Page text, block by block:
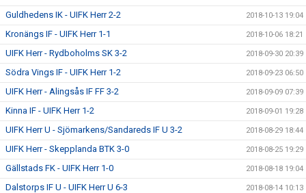
Guldhedens IK - UIFK Herr 2-2 2018-10-13 19:04
Kronängs IF - UIFK Herr 1-1 2018-10-06 18:21
UIFK Herr - Rydboholms SK 3-2 2018-09-30 20:39
Södra Vings IF - UIFK Herr 1-2 2018-09-23 06:50
UIFK Herr - Alingsås IF FF 3-2 2018-09-09 07:39
Kinna IF - UIFK Herr 1-2 2018-09-01 19:28
UIFK Herr U - Sjömarkens/Sandareds IF U 3-2 2018-08-29 18:44
UIFK Herr - Skepplanda BTK 3-0 2018-08-25 19:29
Gällstads FK - UIFK Herr 1-0 2018-08-18 19:04
Dalstorps IF U - UIFK Herr U 6-3 2018-08-14 10:13